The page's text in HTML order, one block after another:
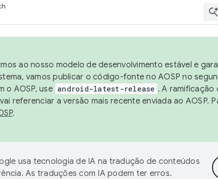
ao nosso modelo de desenvolvimento estável e
vamos publicar o código-fonte no AOSP no
o AOSP, use android-latest-release . A
referenciar a versão mais recente enviada ao AOSP.
.
usa tecnologia de IA na tradução de conteúdos
As traduções com IA podem ter erros.